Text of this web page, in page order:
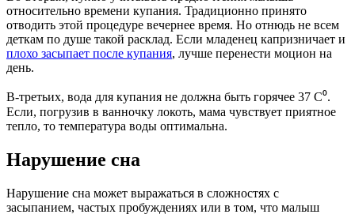
относительно времени купания. Традиционно принято
отводить этой процедуре вечернее время. Но отнюдь не всем
деткам по душе такой расклад. Если младенец капризничает и
плохо засыпает после купания, лучше перенести моцион на
день.
В-третьих, вода для купания не должна быть горячее 37 C⁰.
Если, погрузив в ванночку локоть, мама чувствует приятное
тепло, то температура воды оптимальна.
Нарушение сна
Нарушение сна может выражаться в сложностях с
засыпанием, частых пробуждениях или в том, что малыш